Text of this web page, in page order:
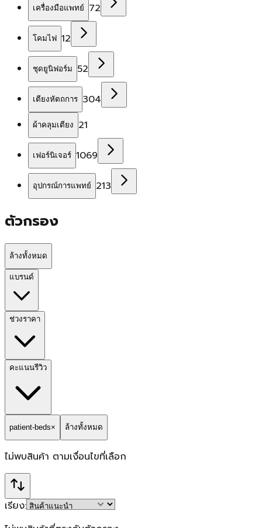
เครื่องมือแพทย์ 72
โคมไฟ 12
ชุดยูนิฟอร์ม 52
เตียงหัตถการ 304
ผ้าคลุมเตียง 21
เฟอร์นิเจอร์ 1069
อุปกรณ์การแพทย์ 213
ตัวกรอง
ล้างทั้งหมด
แบรนด์
ช่วงราคา
คะแนนรีวิว
patient-beds× ล้างทั้งหมด
ไม่พบสินค้า ตามเงื่อนไขที่เลือก
เรียง: